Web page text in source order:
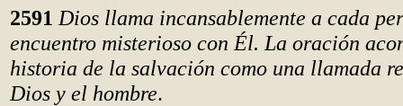
2591 Dios llama incansablemente a cada
encuentro misterioso con Él. La oración
historia de la salvación como una llamada
Dios y el hombre.